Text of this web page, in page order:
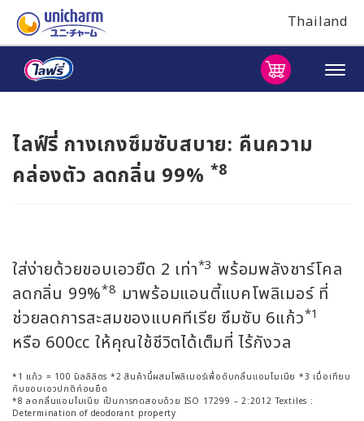
Thailand
ไลฟ์รี่ กางเกงซึมซับสบาย: คืนความ
คล่องตัว ลดกลิ่น 99% *8
ใส่ง่ายด้วยขอบเอวยืด 2 เท่า*3 พร้อมพลังชาร์โคล
ลดกลิ่น 99%*8 มาพร้อมแอนตี้แบคโพลิเมอร์ ที่
ช่วยลดการสะสมของแบคทีเรีย ซึมซับ 6แก้ว*1
หรือ 600cc ให้คุณใช้ชีวิตได้เต็มที่ ไร้กังวล
*1 แก้ว = 100 มิลลิลิตร *2 สินค้านี้ผสมโพลิเมอร์เพื่อดับกลิ่นแอมโมเนีย *3 เมื่อเทียบ
กับขอบเอวปกติก่อนยืด
*8 ลดกลิ่นแอมโมเนีย เป็นการทดสอบด้วย ISO 17299 – 2:2012 Textiles :
Determination of deodorant property